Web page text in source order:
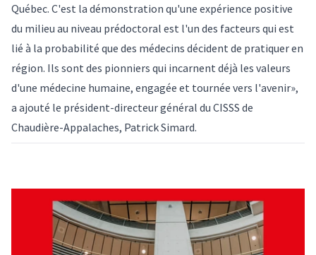
Québec. C'est la démonstration qu'une expérience positive
du milieu au niveau prédoctoral est l'un des facteurs qui est
lié à la probabilité que des médecins décident de pratiquer en
région. Ils sont des pionniers qui incarnent déjà les valeurs
d'une médecine humaine, engagée et tournée vers l'avenir»,
a ajouté le président-directeur général du CISSS de
Chaudière-Appalaches, Patrick Simard.